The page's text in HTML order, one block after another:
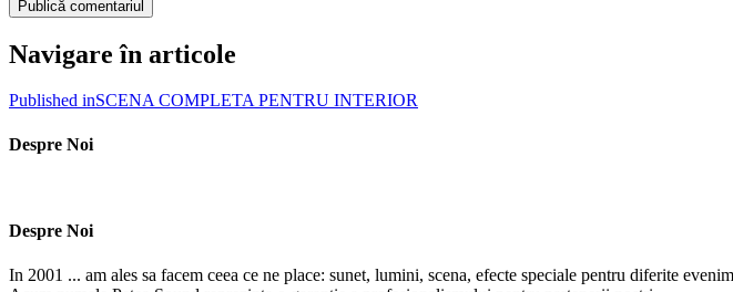
Navigare în articole
Published inSCENA COMPLETA PENTRU INTERIOR
Despre Noi
Despre Noi
In 2001 ... am ales sa facem ceea ce ne place: sunet, lumini, scena, efecte speciale pentru diferite